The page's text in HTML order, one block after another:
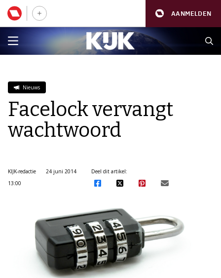
AANMELDEN
Nieuws
Facelock vervangt
wachtwoord
KIJK-redactie
24 juni 2014
13:00
Deel dit artikel: